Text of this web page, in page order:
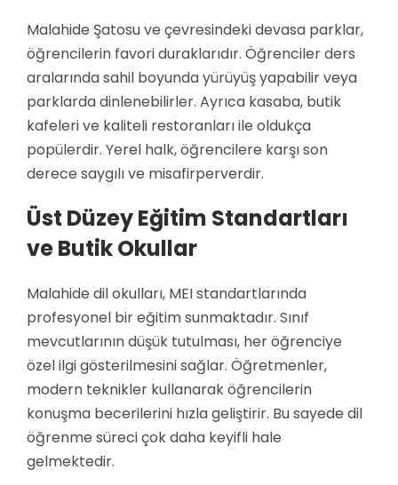
Malahide Şatosu ve çevresindeki devasa parklar,
öğrencilerin favori duraklarıdır. Öğrenciler ders
aralarında sahil boyunda yürüyüş yapabilir veya
parklarda dinlenebilirler. Ayrıca kasaba, butik
kafeleri ve kaliteli restoranları ile oldukça
popülerdir. Yerel halk, öğrencilere karşı son
derece saygılı ve misafirperverdir.
Üst Düzey Eğitim Standartları
ve Butik Okullar
Malahide dil okulları, MEI standartlarında
profesyonel bir eğitim sunmaktadır. Sınıf
mevcutlarının düşük tutulması, her öğrenciye
özel ilgi gösterilmesini sağlar. Öğretmenler,
modern teknikler kullanarak öğrencilerin
konuşma becerilerini hızla geliştirir. Bu sayede dil
öğrenme süreci çok daha keyifli hale
gelmektedir.